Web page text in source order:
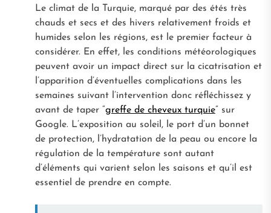
Le climat de la Turquie, marqué par des étés très
chauds et secs et des hivers relativement froids et
humides selon les régions, est le premier facteur à
considérer. En effet, les conditions météorologiques
peuvent avoir un impact direct sur la cicatrisation et
l’apparition d’éventuelles complications dans les
semaines suivant l’intervention donc réfléchissez y
avant de taper “greffe de cheveux turquie” sur
Google. L’exposition au soleil, le port d’un bonnet
de protection, l’hydratation de la peau ou encore la
régulation de la température sont autant
d’éléments qui varient selon les saisons et qu’il est
essentiel de prendre en compte.